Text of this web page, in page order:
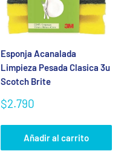
Esponja Acanalada
Limpieza Pesada Clasica 3u
Scotch Brite
Precio
venta
$2.790
Añadir al carrito